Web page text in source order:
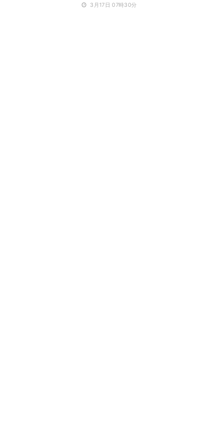
3月17日 07時30分